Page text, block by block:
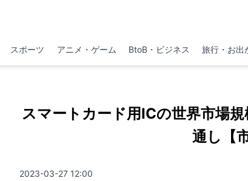
スポーツ アニメ・ゲーム BtoB・ビジネス 旅行・お出
スマートカード用ICの世界市場
通し【
2023-03-27 12:00